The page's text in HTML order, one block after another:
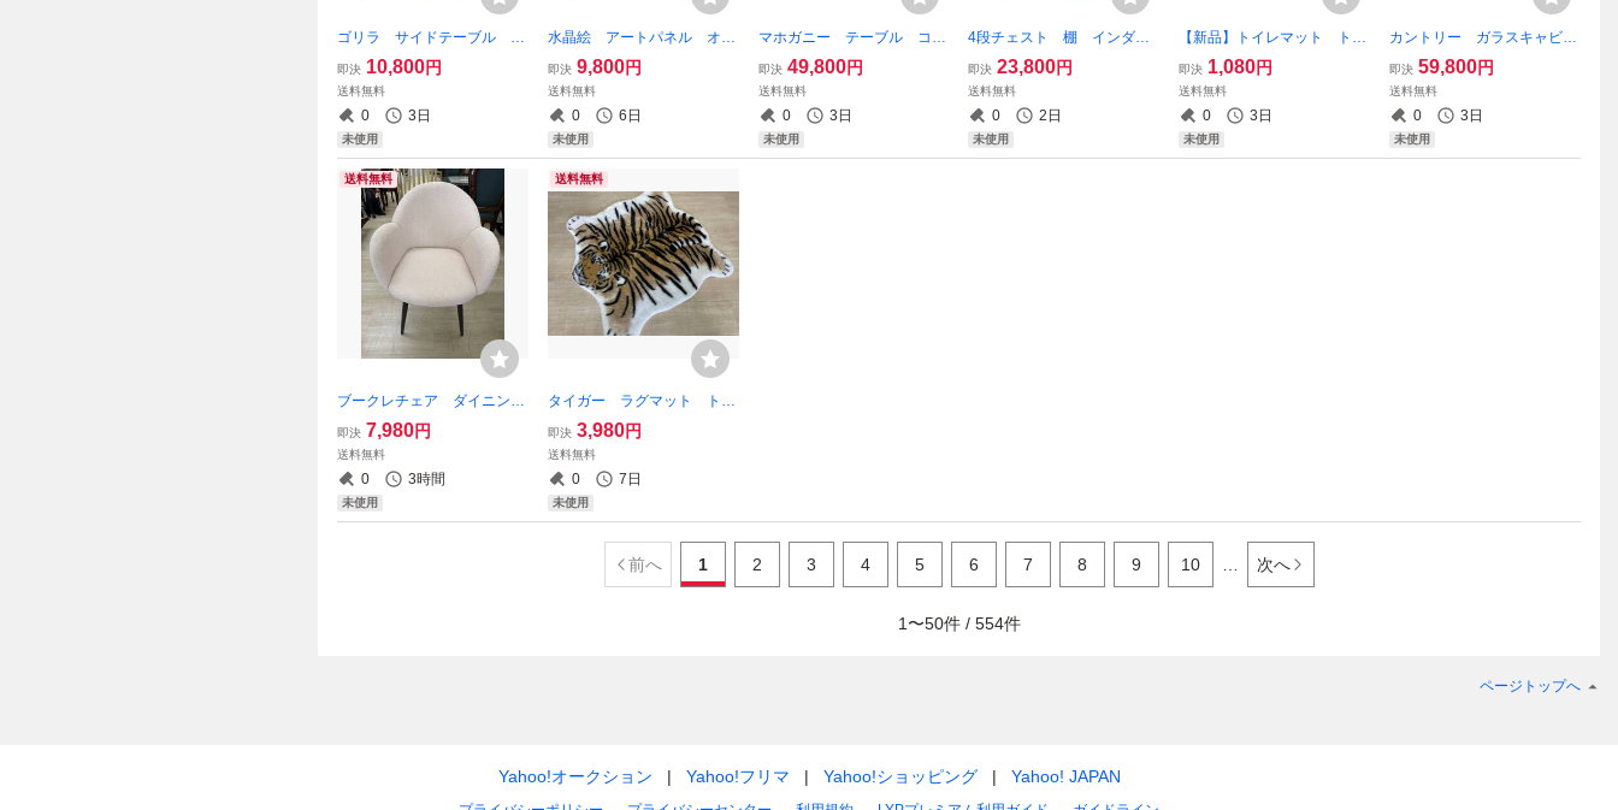
ゴリラ サイドテーブル ミ
ニテーブル アニマル 動
物 テーブル キングコン
グ 猿 アニマルサイドテー
ブル ごりら 台 机 オブ
ジェ
即決 10,800円
送料無料
0 3日
未使用
水晶絵 アートパネル オマ
ージュアート ブランド 絵
画 絵 壁掛け ファッショ
ン キラキラ クリスタル
額絵 額縁 フレームアート
即決 9,800円
送料無料
0 6日
未使用
マホガニー テーブル コー
ヒーテーブル 円形 ラウン
ドテーブル アンティーク
緑 サイドテーブル 猫脚
ねこあし クラシカル 木製
即決 49,800円
送料無料
0 3日
未使用
4段チェスト 棚 インダス
トリアル 収納 引出し ス
チール 鉄 ラック ブリ
キ シルバー 飾り棚 ビン
テージ 銀 キャビネット
男前
即決 23,800円
送料無料
0 2日
未使用
【新品】トイレマット トイ
レ用 滑り止め グラデ ブラッ
ク 黒 ブラウン 茶 マット ラ
グ カーペット ラバーマット
カラフル グラデーション
即決 1,080円
送料無料
0 3日
未使用
カントリー ガラスキャビネ
ット コレクションラック
レトロ 棚 イエロー 引
出 幅80 高さ175 ハイタ
イプ 食器棚 シェルフ 本
棚
即決 59,800円
送料無料
0 3日
未使用
送料無料
ブークレチェア ダイニング
チェア モコモコ 1人掛
け ホワイト ソファ イ
ス チェア 食卓椅子 い
す 1P 一人用 布製 ブ
ークレ 白
即決 7,980円
送料無料
0 3時間
未使用
送料無料
タイガー ラグマット トラ
柄 虎 寅 ラグ マット
敷き物 カーペット 動物
毛 アニマル フワフワ 毛
トラ 玄関 ソファ ワイルド
即決 3,980円
送料無料
0 7日
未使用
前へ 1 2 3 4 5 6 7 8 9 10 次へ
1〜50件 / 554件
ページトップへ
Yahoo!オークション Yahoo!フリマ Yahoo!ショッピング Yahoo! JAPAN